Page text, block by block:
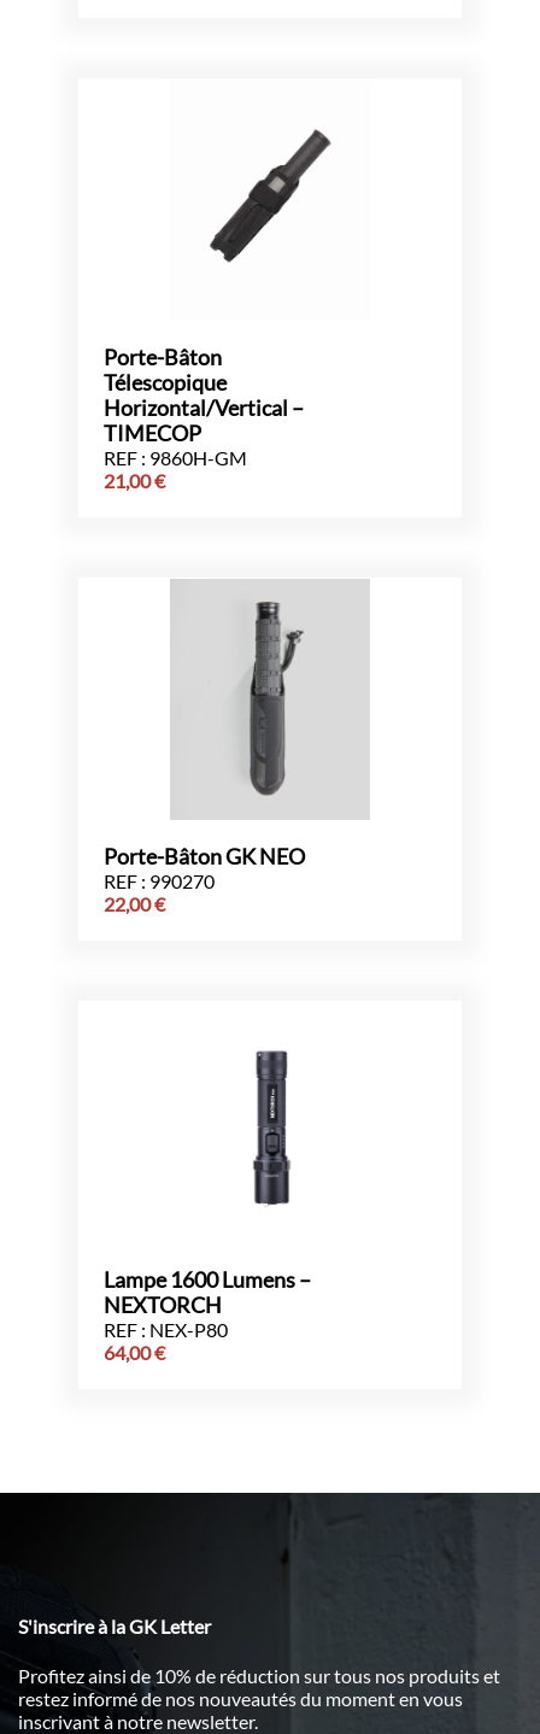
Porte-Bâton
Télescopique
Horizontal/Vertical –
TIMECOP
REF : 9860H-GM
21,00€
Porte-Bâton GK NEO
REF : 990270
22,00€
Lampe 1600 Lumens –
NEXTORCH
REF : NEX-P80
64,00€
S'inscrire à la GK Letter
Profitez ainsi de 10% de réduction sur tous nos produits et
restez informé de nos nouveautés du moment en vous
inscrivant à notre newsletter.